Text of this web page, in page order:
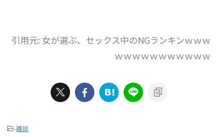
引用元: 女が選ぶ、セックス中のNGランキンｗｗｗ
ｗｗｗｗｗｗｗｗｗｗｗ
-雑談